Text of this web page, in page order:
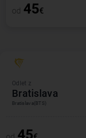
od 45€
Odlet z
Bratislava
Bratislava(BTS)